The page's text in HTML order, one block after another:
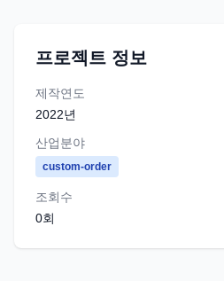
프로젝트 정보
제작연도
2022년
산업분야
custom-order
조회수
0회